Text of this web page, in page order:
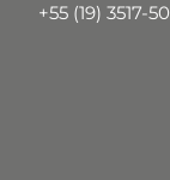
+55 (19)